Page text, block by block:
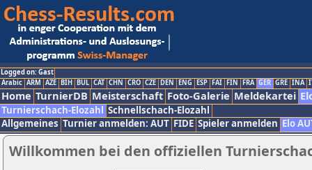
Logged on: Gast
Arabic ARM AZE BIH BUL CAT CHN CRO CZE DEN ENG ESP FAI FIN FRA GER GRE INA
Home TurnierDB Meisterschaft Foto-Galerie Meldekartei
Turnierschach-Elozahl Schnellschach-Elozahl
Allgemeines Turnier anmelden: AUT FIDE Spieler anmelden Elo
Willkommen bei den offiziellen